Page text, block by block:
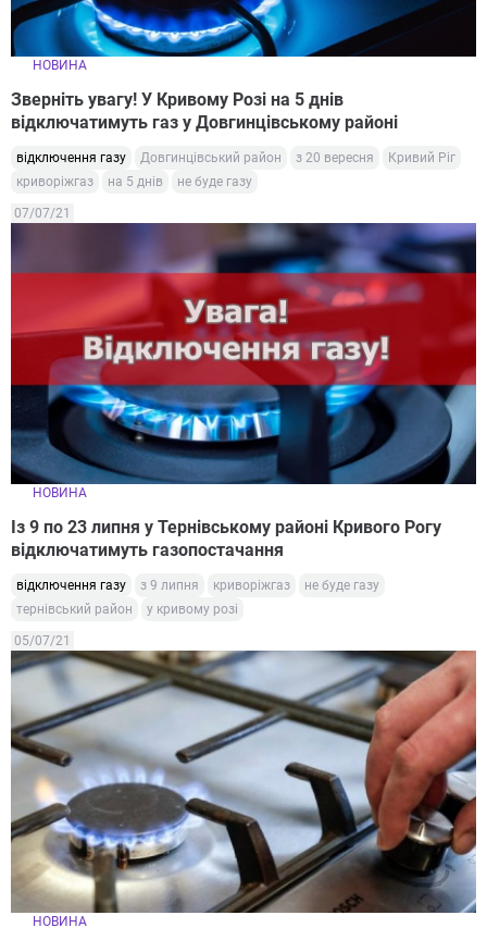
НОВИНА
Зверніть увагу! У Кривому Розі на 5 днів
відключатимуть газ у Довгинцівському районі
відключення газу Довгинцівський район з 20 вересня
Кривий Ріг
криворіжгаз
на 5 днів не буде газу
07/07/21
НОВИНА
Із 9 по 23 липня у Тернівському районі Кривого Рогу
відключатимуть газопостачання
відключення газу з 9 липня криворіжгаз
не буде газу
тернівський район
у кривому розі
05/07/21
НОВИНА